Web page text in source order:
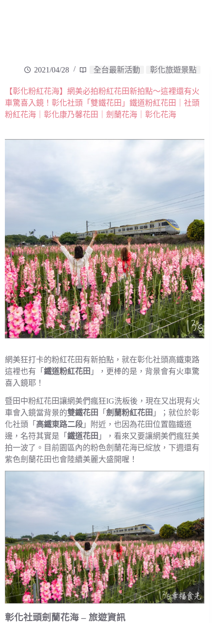
2021/04/28 全台最新活動 彰化旅遊景點
【彰化粉紅花海】網美必拍粉紅花田新拍點～這裡還有火
車驚喜入鏡！彰化社頭「雙鐵花田」鐵道粉紅花田｜社頭
粉紅花海｜彰化康乃馨花田｜劍蘭花海｜彰化花海
網美狂打卡的粉紅花田有新拍點，就在彰化社頭高鐵東路
這裡也有「 鐵道粉紅花田 」，更棒的是，背景會有火車驚
喜入鏡耶！
暨田中粉紅花田讓網美們瘋狂IG洗板後，現在又出現有火
車會入鏡當背景的雙鐵花田 「 劍蘭粉紅花田 」；就位於彰
化社頭「 高鐵東路二段 」附近，也因為花田位置臨鐵道
邊，名符其實是「 鐵道花田 」，看來又要讓網美們瘋狂美
拍一波了。目前園區內的粉色劍蘭花海已綻放，下週還有
紫色劍蘭花田也會陸續美麗大盛開喔！
彰化社頭劍蘭花海 – 旅遊資訊